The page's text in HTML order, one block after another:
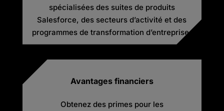
spécialisées des suites de produits
Salesforce, des secteurs d’activité et des
programmes de transformation d’entreprise.
Avantages financiers
Obtenez des primes pour les